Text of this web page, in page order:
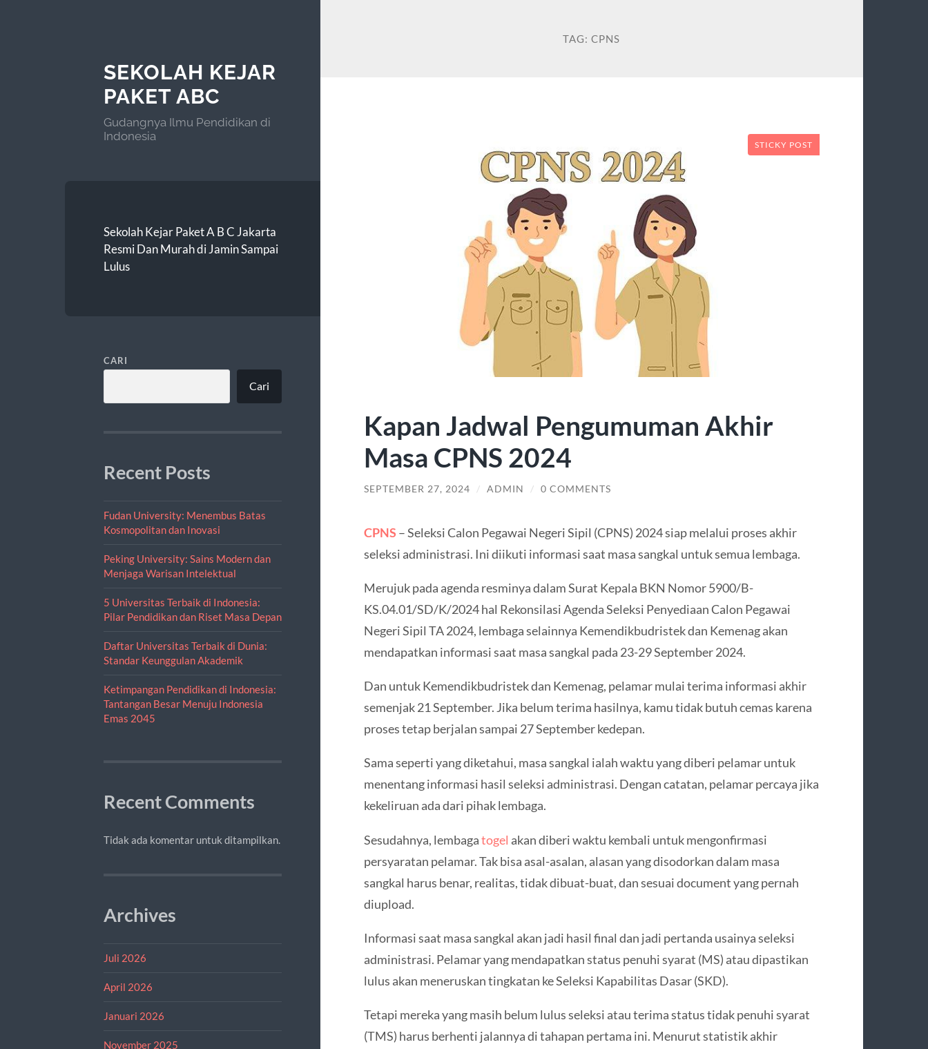
SEKOLAH KEJAR
PAKET ABC
Gudangnya Ilmu Pendidikan di
Indonesia
Sekolah Kejar Paket A B C Jakarta
Resmi Dan Murah di Jamin Sampai
Lulus
CARI
Cari
Recent Posts
Fudan University: Menembus Batas
Kosmopolitan dan Inovasi
Peking University: Sains Modern dan
Menjaga Warisan Intelektual
5 Universitas Terbaik di Indonesia:
Pilar Pendidikan dan Riset Masa Depan
Daftar Universitas Terbaik di Dunia:
Standar Keunggulan Akademik
Ketimpangan Pendidikan di Indonesia:
Tantangan Besar Menuju Indonesia
Emas 2045
Recent Comments
Tidak ada komentar untuk ditampilkan.
Archives
Juli 2026
April 2026
Januari 2026
November 2025
TAG:CPNS
STICKY POST
Kapan Jadwal Pengumuman Akhir
Masa CPNS 2024
SEPTEMBER 27, 2024 / ADMIN / 0 COMMENTS
CPNS – Seleksi Calon Pegawai Negeri Sipil (CPNS) 2024 siap melalui proses akhir
seleksi administrasi. Ini diikuti informasi saat masa sangkal untuk semua lembaga.
Merujuk pada agenda resminya dalam Surat Kepala BKN Nomor 5900/B-
KS.04.01/SD/K/2024 hal Rekonsilasi Agenda Seleksi Penyediaan Calon Pegawai
Negeri Sipil TA 2024, lembaga selainnya Kemendikbudristek dan Kemenag akan
mendapatkan informasi saat masa sangkal pada 23-29 September 2024.
Dan untuk Kemendikbudristek dan Kemenag, pelamar mulai terima informasi akhir
semenjak 21 September. Jika belum terima hasilnya, kamu tidak butuh cemas karena
proses tetap berjalan sampai 27 September kedepan.
Sama seperti yang diketahui, masa sangkal ialah waktu yang diberi pelamar untuk
menentang informasi hasil seleksi administrasi. Dengan catatan, pelamar percaya jika
kekeliruan ada dari pihak lembaga.
Sesudahnya, lembagatogel akan diberi waktu kembali untuk mengonfirmasi
persyaratan pelamar. Tak bisa asal-asalan, alasan yang disodorkan dalam masa
sangkal harus benar, realitas, tidak dibuat-buat, dan sesuai document yang pernah
diupload.
Informasi saat masa sangkal akan jadi hasil final dan jadi pertanda usainya seleksi
administrasi. Pelamar yang mendapatkan status penuhi syarat (MS) atau dipastikan
lulus akan meneruskan tingkatan ke Seleksi Kapabilitas Dasar (SKD).
Tetapi mereka yang masih belum lulus seleksi atau terima status tidak penuhi syarat
(TMS) harus berhenti jalannya di tahapan pertama ini. Menurut statistik akhir